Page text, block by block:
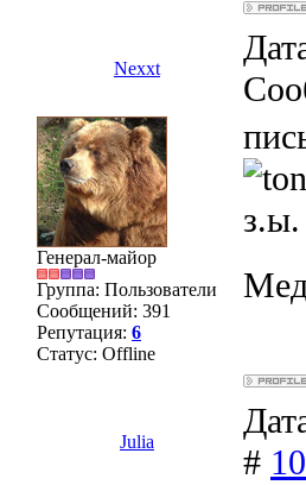
Nexxt
Генерал-майор
Группа: Пользователи
Сообщений: 391
Репутация: 6
Статус: Offline
з.ы.
Julia
# 10